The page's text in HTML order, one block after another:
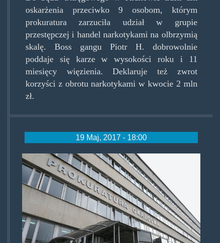
oskarżenia przeciwko 9 osobom, którym
prokuratura zarzuciła udział w grupie
przestępczej i handel narkotykami na olbrzymią
skalę. Boss gangu Piotr H. dobrowolnie
poddaje się karze w wysokości roku i 11
miesięcy więzienia. Deklaruje też zwrot
korzyści z obrotu narkotykami w kwocie 2 mln
zł.
19 Maj, 2017 - 18:00
prokuraturakrakow.jpg